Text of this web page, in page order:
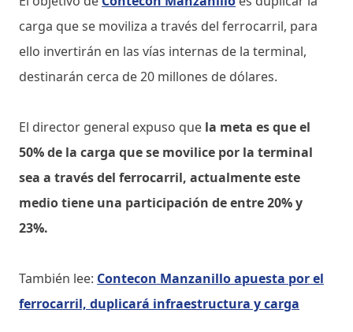
carga que se moviliza a través del ferrocarril, para
ello invertirán en las vías internas de la terminal,
destinarán cerca de 20 millones de dólares.
El director general expuso que la meta es que el
50% de la carga que se movilice por la terminal
sea a través del ferrocarril, actualmente este
medio tiene una participación de entre 20% y
23%.
También lee: Contecon Manzanillo apuesta por el
ferrocarril, duplicará infraestructura y carga